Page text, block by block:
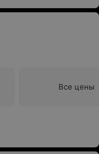
Все цены